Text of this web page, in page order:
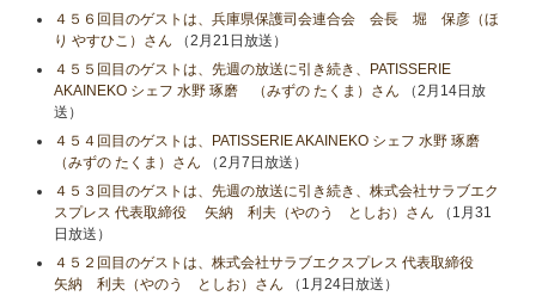
４５６回目のゲストは、兵庫県保護司会連合会 会長 堀 保彦（ほ
り やすひこ）さん （2月21日放送）
４５５回目のゲストは、先週の放送に引き続き、PATISSERIE
AKAINEKO シェフ 水野 琢磨 （みずの たくま）さん （2月14日放
送）
４５４回目のゲストは、PATISSERIE AKAINEKO シェフ 水野 琢磨
（みずの たくま）さん （2月7日放送）
４５３回目のゲストは、先週の放送に引き続き、株式会社サラブエク
スプレス 代表取締役 矢納 利夫（やのう としお）さん （1月31
日放送）
４５２回目のゲストは、株式会社サラブエクスプレス 代表取締役
矢納 利夫（やのう としお）さん （1月24日放送）